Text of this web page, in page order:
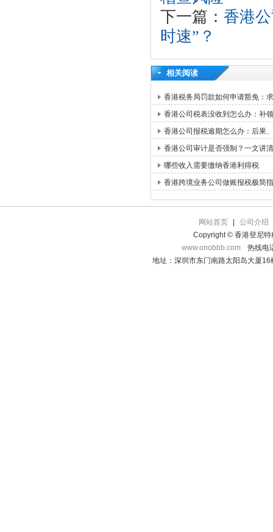
下一篇： 香港
时速”？
相关阅读
香港税务局罚款如何申请豁免：
香港公司税表没收到怎么办：补
香港公司报税逾期怎么办：后果
香港公司审计是否强制？一文讲清
哪些收入需要缴纳香港利得税
香港跨境业务公司做账报税极简
网站首页
公司介绍
Copyright © 香港登尼特
www.onobbb.com
热线电
地址：深圳市东门南路太阳岛大厦